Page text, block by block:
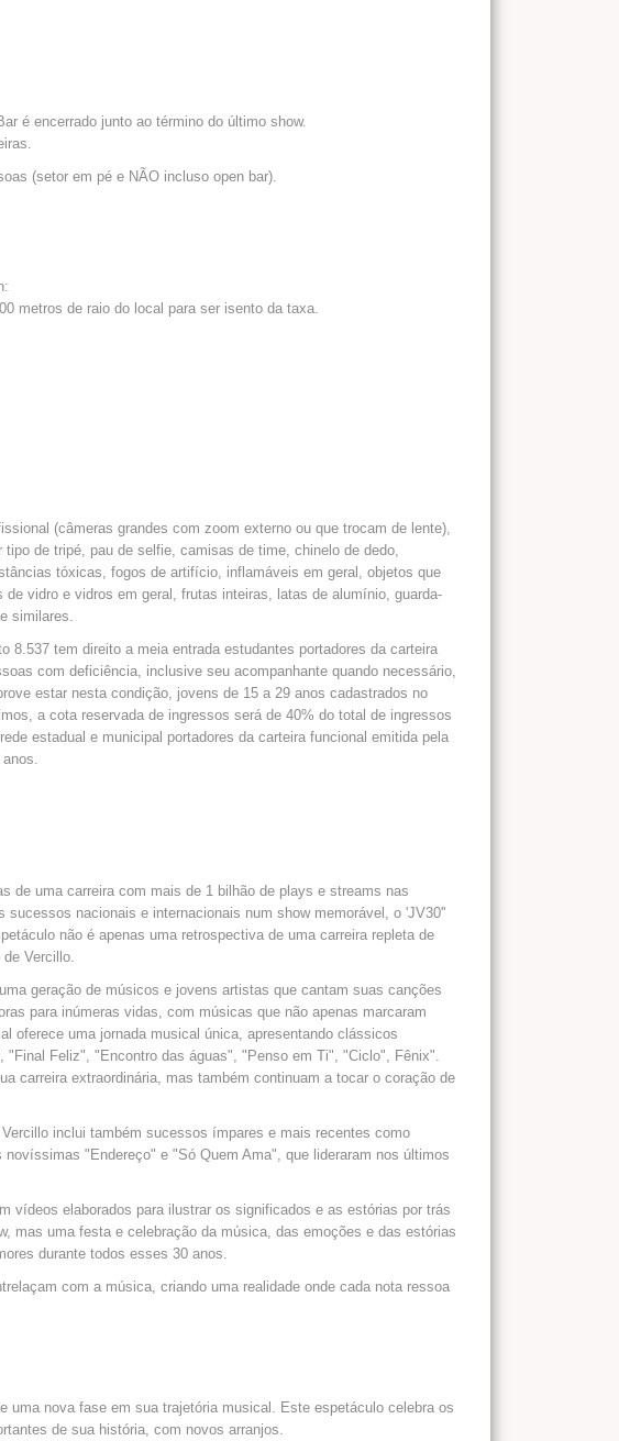
é encerrado junto ao término do último show.
(setor em pé e NÃO incluso open bar).
metros de raio do local para ser isento da taxa.
(câmeras grandes com zoom externo ou que trocam de lente),
de tripé, pau de selfie, camisas de time, chinelo de dedo,
tóxicas, fogos de artifício, inflamáveis em geral, objetos que
vidro e vidros em geral, frutas inteiras, latas de alumínio, guarda-
similares.
8.537 tem direito a meia entrada estudantes portadores da carteira
com deficiência, inclusive seu acompanhante quando necessário,
estar nesta condição, jovens de 15 a 29 anos cadastrados no
a cota reservada de ingressos será de 40% do total de ingressos
estadual e municipal portadores da carteira funcional emitida pela
de uma carreira com mais de 1 bilhão de plays e streams nas
nacionais e internacionais num show memorável, o 'JV30''
não é apenas uma retrospectiva de uma carreira repleta de
Vercillo.
geração de músicos e jovens artistas que cantam suas canções
para inúmeras vidas, com músicas que não apenas marcaram
oferece uma jornada musical única, apresentando clássicos
Feliz", "Encontro das águas", "Penso em Ti", "Ciclo", Fênix".
carreira extraordinária, mas também continuam a tocar o coração de
inclui também sucessos ímpares e mais recentes como
"Endereço" e "Só Quem Ama", que lideraram nos últimos
vídeos elaborados para ilustrar os significados e as estórias por trás
mas uma festa e celebração da música, das emoções e das estórias
durante todos esses 30 anos.
com a música, criando uma realidade onde cada nota ressoa
nova fase em sua trajetória musical. Este espetáculo celebra os
de sua história, com novos arranjos.